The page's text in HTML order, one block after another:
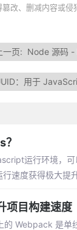
改、删减内容或
一页: Node 源码
：用于
运行环境，
速度获得极大提
有所帮助。
项目构建速度
的 Webpack 是单